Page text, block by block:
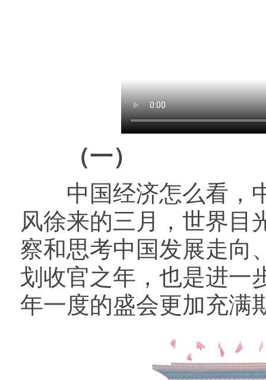
（一）
中国经济怎么看，
风徐来的三月，世界目
察和思考中国发展走向
划收官之年，也是进一
年一度的盛会更加充满